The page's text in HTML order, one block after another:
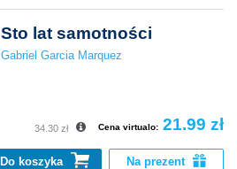
Sto lat samotności
Gabriel Garcia Marquez
Cena virtualo: 21.99 zł
34.30 zł
Do koszyka Na prezent